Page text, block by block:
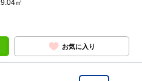
㎡
お気に入り